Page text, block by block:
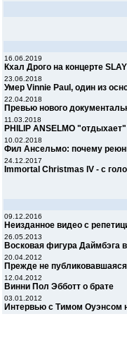
16.06.2019
Кхал Дрого на концерте
23.06.2018
Умер Vinnie Paul, один из
22.04.2018
Превью нового
11.03.2018
PHILIP ANSELMO
10.02.2018
Фил Ансельмо: почему
24.12.2017
Immortal Christmas IV - с
09.12.2016
Неизданное видео с
26.05.2013
Восковая фигура Даймбэга
20.04.2012
Прежде не
12.04.2012
Винни Пол Эбботт о брате
03.01.2012
Интервью с Тимом Оуэнсом